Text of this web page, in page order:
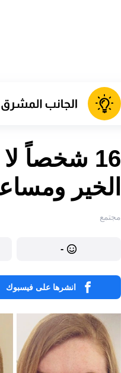
16 شخصاً
الخير
مجتمع
-
انشرها على فيسبوك